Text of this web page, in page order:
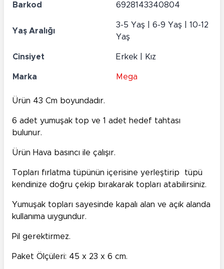
Barkod 6928143340804
Yaş Aralığı
3-5 Yaş | 6-9 Yaş | 10-12
Yaş
Cinsiyet Erkek | Kız
Marka Mega
Ürün 43 Cm boyundadır.
6 adet yumuşak top ve 1 adet hedef tahtası
bulunur.
Ürün Hava basıncı ile çalışır.
Topları fırlatma tüpünün içerisine yerleştirip tüpü
kendinize doğru çekip bırakarak topları atabilirsiniz.
Yumuşak topları sayesinde kapalı alan ve açık alanda
kullanıma uıygundur.
Pil gerektirmez.
Paket Ölçüleri: 45 x 23 x 6 cm.